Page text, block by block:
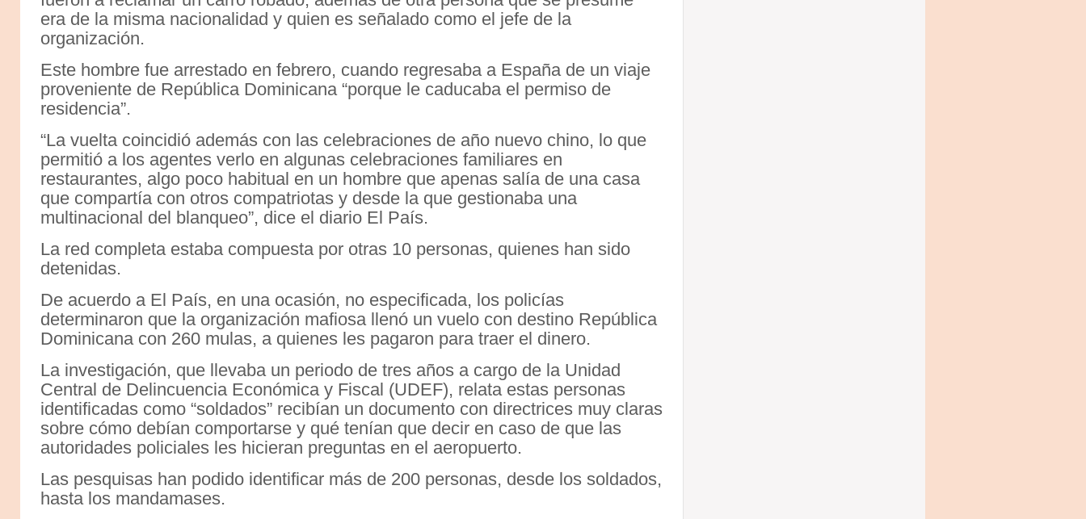
era de la misma nacionalidad y quien es señalado como el jefe de la
organización.
Este hombre fue arrestado en febrero, cuando regresaba a España de un viaje
proveniente de República Dominicana “porque le caducaba el permiso de
residencia”.
“La vuelta coincidió además con las celebraciones de año nuevo chino, lo que
permitió a los agentes verlo en algunas celebraciones familiares en
restaurantes, algo poco habitual en un hombre que apenas salía de una casa
que compartía con otros compatriotas y desde la que gestionaba una
multinacional del blanqueo”, dice el diario El País.
La red completa estaba compuesta por otras 10 personas, quienes han sido
detenidas.
De acuerdo a El País, en una ocasión, no especificada, los policías
determinaron que la organización mafiosa llenó un vuelo con destino República
Dominicana con 260 mulas, a quienes les pagaron para traer el dinero.
La investigación, que llevaba un periodo de tres años a cargo de la Unidad
Central de Delincuencia Económica y Fiscal (UDEF), relata estas personas
identificadas como “soldados” recibían un documento con directrices muy claras
sobre cómo debían comportarse y qué tenían que decir en caso de que las
autoridades policiales les hicieran preguntas en el aeropuerto.
Las pesquisas han podido identificar más de 200 personas, desde los soldados,
hasta los mandamases.